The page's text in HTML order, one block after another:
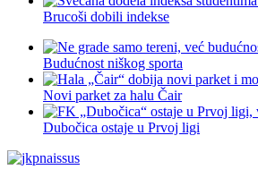
Brucoši dobili indekse
Budućnost niškog sporta
Novi parket za halu Čair
Dubočica ostaje u Prvoj ligi